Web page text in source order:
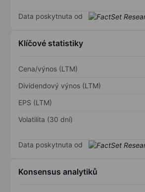
Data poskytnuta od
Klíčové statistiky
Cena/výnos (LTM)
Dividendový výnos (LTM)
EPS (LTM)
Volatilita (30 dní)
Data poskytnuta od
Konsensus analytiků